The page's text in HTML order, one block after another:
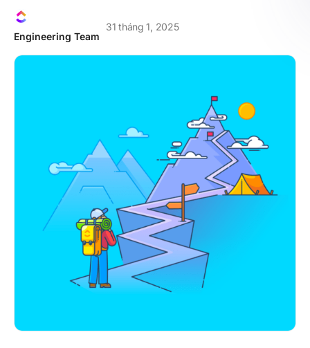
Engineering Team
31 tháng 1, 2025